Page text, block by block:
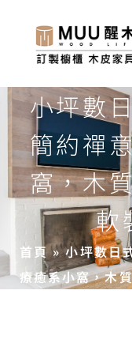
小坪數
簡約禪
窩，木
軟
首頁»小坪數日
療癒系小窩，木